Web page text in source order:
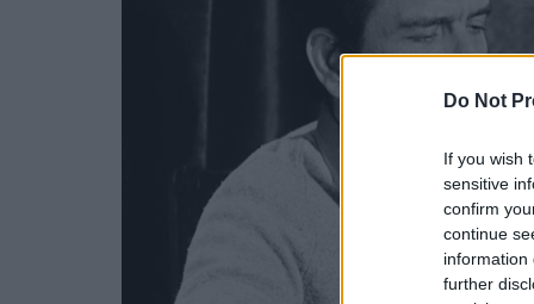
Do Not
If you wish
sensitive
confirm
continue
information
further